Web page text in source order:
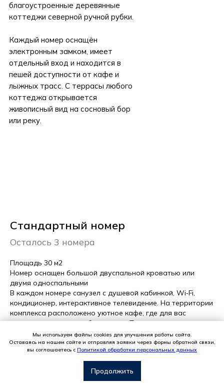
благоустроенные деревянные
коттеджи северной ручной рубки.
Каждый номер оснащён
электронным замком, имеет
отдельный вход и находится в
пешей доступности от кафе и
лыжных трасс. С террасы любого
коттеджа открывается
живописный вид на сосновый бор
или реку.
Стандартный номер
Осталось 3 номера
Площадь 30 м2
Номер оснащен большой двуспальной кроватью или
двумя односпальными
В каждом номере санузел с душевой кабинкой, Wi‑Fi,
кондиционер, интерактивное телевидение. На территории
комплекса расположено уютное кафе, где для вас
приготовят завтрак, обед и ужин. Также в коттедже есть
мини-холодильник и чайный набор.
Стоимость - 27 000 руб указана за номер без завтрака и
не меняется при одноместном или двухместном
Мы используем файлы cookies для улучшения работы сайта.
Оставаясь на нашем сайте и отправляя заявки через формы обратной связи,
вы соглашаетесь с Политикой обработки персональных данных
Продолжить
Связаться с нами